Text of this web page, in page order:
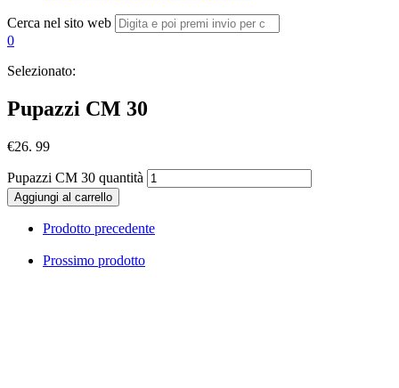
Cerca nel sito web
0
Selezionato:
Pupazzi CM 30
€26. 99
Pupazzi CM 30 quantità
Aggiungi al carrello
Prodotto precedente
Prossimo prodotto